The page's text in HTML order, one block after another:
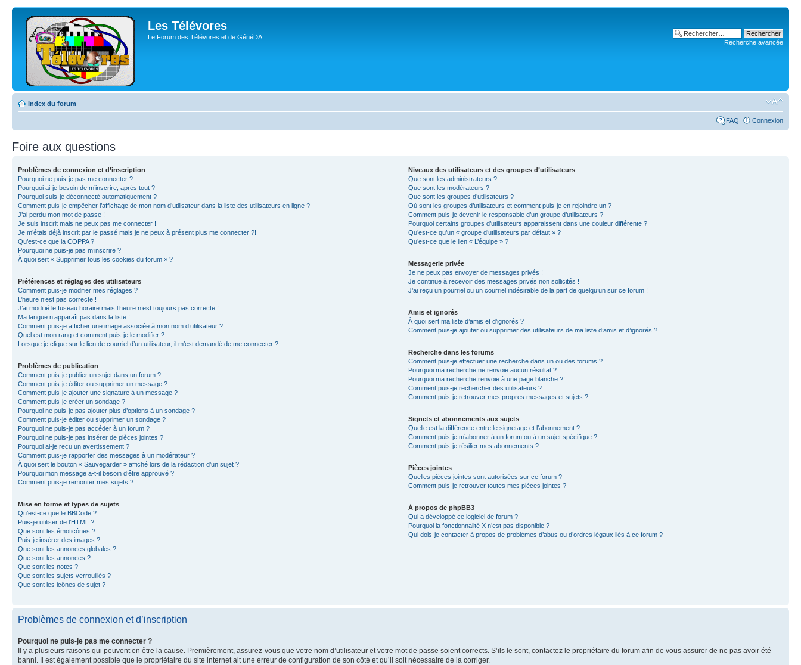
Les Télévores
Le Forum des Télévores et de GénéDA
Recherche avancée
Index du forum
FAQ Connexion
Foire aux questions
Problèmes de connexion et d’inscription
Pourquoi ne puis-je pas me connecter ?
Pourquoi ai-je besoin de m’inscrire, après tout ?
Pourquoi suis-je déconnecté automatiquement ?
Comment puis-je empêcher l’affichage de mon nom d’utilisateur dans la liste des utilisateurs en ligne ?
J’ai perdu mon mot de passe !
Je suis inscrit mais ne peux pas me connecter !
Je m’étais déjà inscrit par le passé mais je ne peux à présent plus me connecter ?!
Qu’est-ce que la COPPA ?
Pourquoi ne puis-je pas m’inscrire ?
À quoi sert « Supprimer tous les cookies du forum » ?
Préférences et réglages des utilisateurs
Comment puis-je modifier mes réglages ?
L’heure n’est pas correcte !
J’ai modifié le fuseau horaire mais l’heure n’est toujours pas correcte !
Ma langue n’apparaît pas dans la liste !
Comment puis-je afficher une image associée à mon nom d’utilisateur ?
Quel est mon rang et comment puis-je le modifier ?
Lorsque je clique sur le lien de courriel d’un utilisateur, il m’est demandé de me connecter ?
Problèmes de publication
Comment puis-je publier un sujet dans un forum ?
Comment puis-je éditer ou supprimer un message ?
Comment puis-je ajouter une signature à un message ?
Comment puis-je créer un sondage ?
Pourquoi ne puis-je pas ajouter plus d’options à un sondage ?
Comment puis-je éditer ou supprimer un sondage ?
Pourquoi ne puis-je pas accéder à un forum ?
Pourquoi ne puis-je pas insérer de pièces jointes ?
Pourquoi ai-je reçu un avertissement ?
Comment puis-je rapporter des messages à un modérateur ?
À quoi sert le bouton « Sauvegarder » affiché lors de la rédaction d’un sujet ?
Pourquoi mon message a-t-il besoin d’être approuvé ?
Comment puis-je remonter mes sujets ?
Mise en forme et types de sujets
Qu’est-ce que le BBCode ?
Puis-je utiliser de l’HTML ?
Que sont les émoticônes ?
Puis-je insérer des images ?
Que sont les annonces globales ?
Que sont les annonces ?
Que sont les notes ?
Que sont les sujets verrouillés ?
Que sont les icônes de sujet ?
Niveaux des utilisateurs et des groupes d’utilisateurs
Que sont les administrateurs ?
Que sont les modérateurs ?
Que sont les groupes d’utilisateurs ?
Où sont les groupes d’utilisateurs et comment puis-je en rejoindre un ?
Comment puis-je devenir le responsable d’un groupe d’utilisateurs ?
Pourquoi certains groupes d’utilisateurs apparaissent dans une couleur différente ?
Qu’est-ce qu’un « groupe d’utilisateurs par défaut » ?
Qu’est-ce que le lien « L’équipe » ?
Messagerie privée
Je ne peux pas envoyer de messages privés !
Je continue à recevoir des messages privés non sollicités !
J’ai reçu un pourriel ou un courriel indésirable de la part de quelqu’un sur ce forum !
Amis et ignorés
À quoi sert ma liste d’amis et d’ignorés ?
Comment puis-je ajouter ou supprimer des utilisateurs de ma liste d’amis et d’ignorés ?
Recherche dans les forums
Comment puis-je effectuer une recherche dans un ou des forums ?
Pourquoi ma recherche ne renvoie aucun résultat ?
Pourquoi ma recherche renvoie à une page blanche ?!
Comment puis-je rechercher des utilisateurs ?
Comment puis-je retrouver mes propres messages et sujets ?
Signets et abonnements aux sujets
Quelle est la différence entre le signetage et l’abonnement ?
Comment puis-je m’abonner à un forum ou à un sujet spécifique ?
Comment puis-je résilier mes abonnements ?
Pièces jointes
Quelles pièces jointes sont autorisées sur ce forum ?
Comment puis-je retrouver toutes mes pièces jointes ?
À propos de phpBB3
Qui a développé ce logiciel de forum ?
Pourquoi la fonctionnalité X n’est pas disponible ?
Qui dois-je contacter à propos de problèmes d’abus ou d’ordres légaux liés à ce forum ?
Problèmes de connexion et d’inscription
Pourquoi ne puis-je pas me connecter ?
Il y a plusieurs raisons qui peuvent en être la cause. Premièrement, assurez-vous que votre nom d’utilisateur et votre mot de passe soient corrects. S’ils le sont, contactez le propriétaire du forum afin de vous assurer de ne pas avoir été
banni. Il est également possible que le propriétaire du site internet ait une erreur de configuration de son côté et qu’il soit nécessaire de la corriger.